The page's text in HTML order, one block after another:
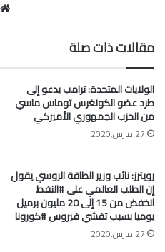
مقالات ذات صلة
الولايات المتحدة: ترامب يدعو إلى
طرد عضو الكونغرس توماس ماسي
من الحزب الجمهوري الأميركي
27 مارس,2020
رويترز: نائب وزير الطاقة الروسي يقول
إن الطلب العالمي على #النفط
انخفض من 15 إلى 20 مليون برميل
يوميا بسبب تفشي فيروس #كورونا
27 مارس,2020